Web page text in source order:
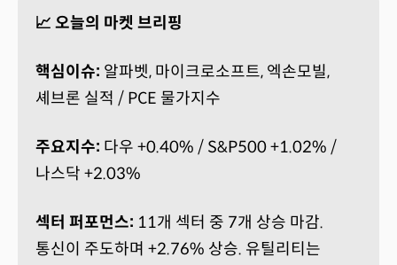
📈 오늘의 마켓 브리핑
핵심이슈: 알파벳, 마이크로소프트, 엑손모빌,
셰브론 실적 / PCE 물가지수
주요지수: 다우 +0.40% / S&P500 +1.02% /
나스닥 +2.03%
섹터 퍼포먼스: 11개 섹터 중 7개 상승 마감.
통신이 주도하며 +2.76% 상승. 유틸리티는